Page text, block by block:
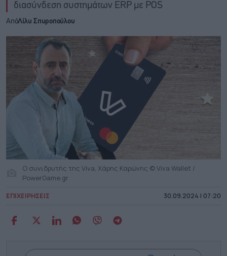
διασύνδεση συστημάτων ERP με POS
ΑπόΛίλυ Σπυροπούλου
Ο συνιδρυτής της Viva, Χάρης Καρώνης © Viva Wallet /
PowerGame.gr
ΕΠΙΧΕΙΡΗΣΕΙΣ 30.09.2024 | 07:20